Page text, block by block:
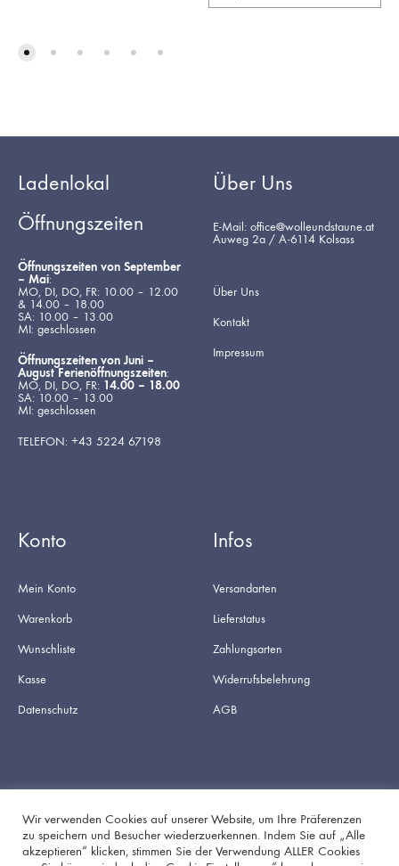
Ladenlokal
Öffnungszeiten
Öffnungszeiten von September
– Mai:
MO, DI, DO, FR: 10.00 – 12.00
& 14.00 – 18.00
SA: 10.00 – 13.00
MI: geschlossen
Öffnungszeiten von Juni –
August Ferienöffnungszeiten:
MO, DI, DO, FR: 14.00 – 18.00
SA: 10.00 – 13.00
MI: geschlossen
TELEFON: +43 5224 67198
Über Uns
E-Mail: office@wolleundstaune.at
Auweg 2a / A-6114 Kolsass
Über Uns
Kontakt
Impressum
Konto
Mein Konto
Warenkorb
Wunschliste
Kasse
Datenschutz
Infos
Versandarten
Lieferstatus
Zahlungsarten
Widerrufsbelehrung
AGB
FacebookInstagram
Wir verwenden Cookies auf unserer Website, um Ihre Präferenzen
zu speichern und Besucher wiederzuerkennen. Indem Sie auf „Alle
akzeptieren“ klicken, stimmen Sie der Verwendung ALLER Cookies